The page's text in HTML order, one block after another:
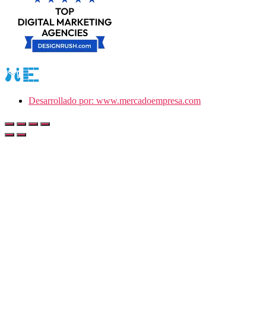
Desarrollado por: www.mercadoempresa.com